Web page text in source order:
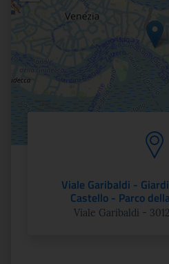
Viale Garibaldi -
Castello - Parco
Viale Garibaldi -